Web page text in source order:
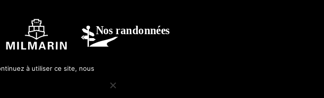
|
à utiliser ce site, nous